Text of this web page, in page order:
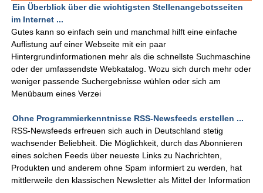
Ein Überblick über die wichtigsten Stellenangebotsseiten
im Internet ...
Gutes kann so einfach sein und manchmal hilft eine einfache
Auflistung auf einer Webseite mit ein paar
Hintergrundinformationen mehr als die schnellste Suchmaschine
oder der umfassendste Webkatalog. Wozu sich durch mehr oder
weniger passende Suchergebnisse wühlen oder sich am
Menübaum eines Verzei
Ohne Programmierkenntnisse RSS-Newsfeeds erstellen ...
RSS-Newsfeeds erfreuen sich auch in Deutschland stetig
wachsender Beliebheit. Die Möglichkeit, durch das Abonnieren
eines solchen Feeds über neueste Links zu Nachrichten,
Produkten und anderem ohne Spam informiert zu werden, hat
mittlerweile den klassischen Newsletter als Mittel der Information